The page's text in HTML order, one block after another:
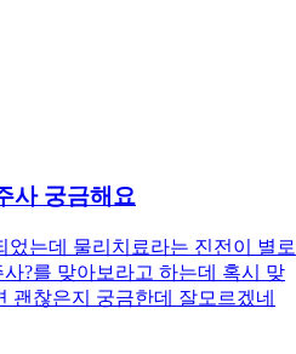
사 궁금해요
었는데 물리치료라는 진전이 별로
?를 맞아보라고 하는데 혹시 맞
괜찮은지 궁금한데 잘모르겠네